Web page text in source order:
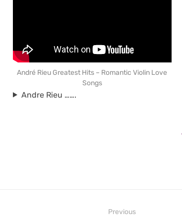
André Rieu Greatest Hits – Romantic Violin Love
Songs
Andre Rieu …….
BeitragsnavigationPrevious